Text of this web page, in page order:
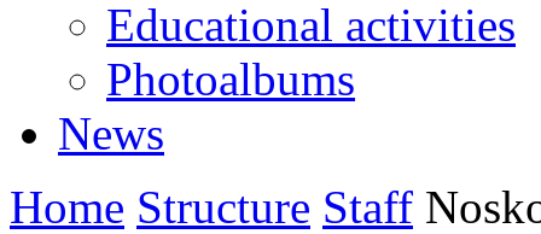
Educational activities
Photoalbums
News
Home Structure Staff